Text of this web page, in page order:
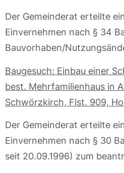
Der Gemeinderat erteilte
Einvernehmen nach § 34
Bauvorhaben/
Baugesuch: Einbau einer
best. Mehrfamilienhaus in
Schwörzkirch, Flst. 909,
Der Gemeinderat erteilte
Einvernehmen nach § 30
seit 20.09.1996) zum